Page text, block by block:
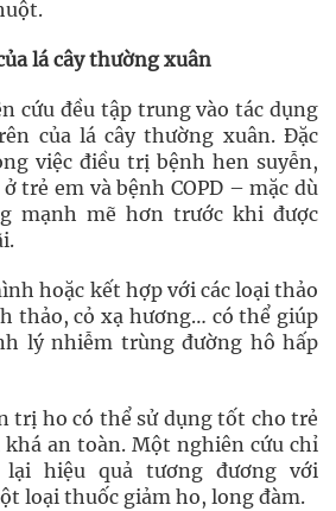
lá cây thường xuân
cứu đều tập trung vào tác dụng
của lá cây thường xuân. Đặc
việc điều trị bệnh hen suyễn,
trẻ em và bệnh COPD – mặc dù
mạnh mẽ hơn trước khi được
hoặc kết hợp với các loại thảo
thảo, cỏ xạ hương… có thể giúp
lý nhiễm trùng đường hô hấp
trị ho có thể sử dụng tốt cho trẻ
khá an toàn. Một nghiên cứu chỉ
hiệu quả tương đương với
loại thuốc giảm ho, long đàm.